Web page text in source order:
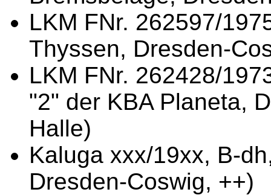
LKM FNr. 262597/
Thyssen, Dresden-
LKM FNr. 262428/
"2" der KBA Planeta,
Halle)
Kaluga xxx/19xx, B-
Dresden-Coswig, ++)